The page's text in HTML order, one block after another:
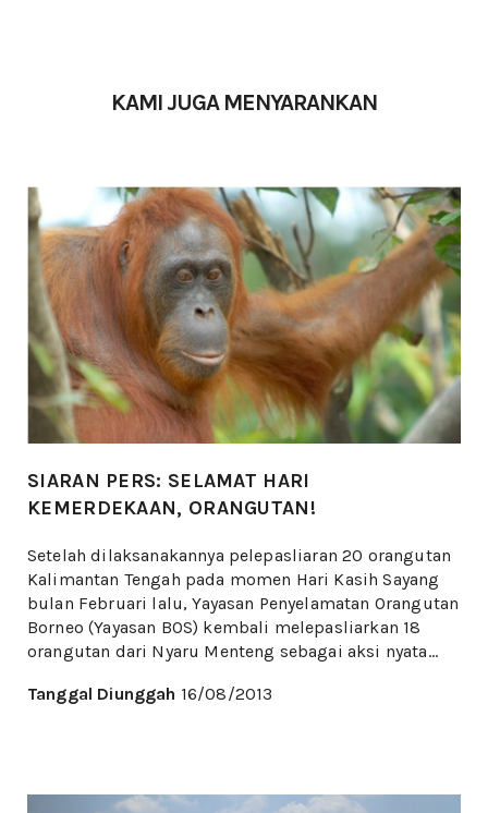
KAMI JUGA MENYARANKAN
SIARAN PERS: SELAMAT HARI
KEMERDEKAAN, ORANGUTAN!
Setelah dilaksanakannya pelepasliaran 20 orangutan
Kalimantan Tengah pada momen Hari Kasih Sayang
bulan Februari lalu, Yayasan Penyelamatan Orangutan
Borneo (Yayasan BOS) kembali melepasliarkan 18
orangutan dari Nyaru Menteng sebagai aksi nyata...
Tanggal Diunggah 16/08/2013